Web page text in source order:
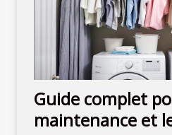
Guide complet
maintenance et